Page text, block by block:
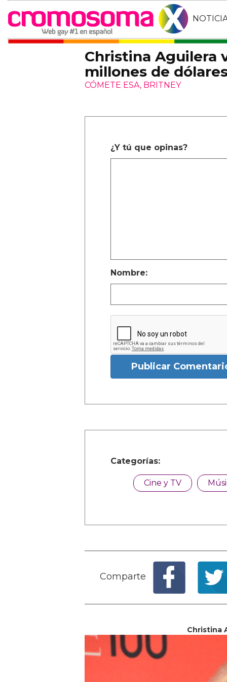
Christina Aguilera
millones de
CÓMETE ESA, BRITNEY
¿Y tú que opinas?
Nombre:
Publicar
Categorías:
Cine y TV
Comparte
Christina